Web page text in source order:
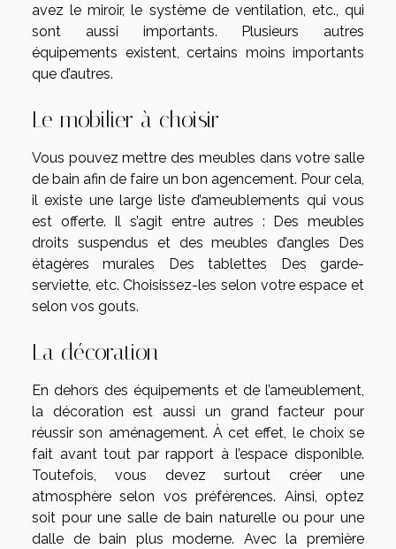
avez le miroir, le système de ventilation, etc., qui
sont aussi importants. Plusieurs autres
équipements existent, certains moins importants
que d’autres.
Le mobilier à choisir
Vous pouvez mettre des meubles dans votre salle
de bain afin de faire un bon agencement. Pour cela,
il existe une large liste d’ameublements qui vous
est offerte. Il s’agit entre autres : Des meubles
droits suspendus et des meubles d’angles Des
étagères murales Des tablettes Des garde-
serviette, etc. Choisissez-les selon votre espace et
selon vos gouts.
La décoration
En dehors des équipements et de l’ameublement,
la décoration est aussi un grand facteur pour
réussir son aménagement. À cet effet, le choix se
fait avant tout par rapport à l’espace disponible.
Toutefois, vous devez surtout créer une
atmosphère selon vos préférences. Ainsi, optez
soit pour une salle de bain naturelle ou pour une
dalle de bain plus moderne. Avec la première